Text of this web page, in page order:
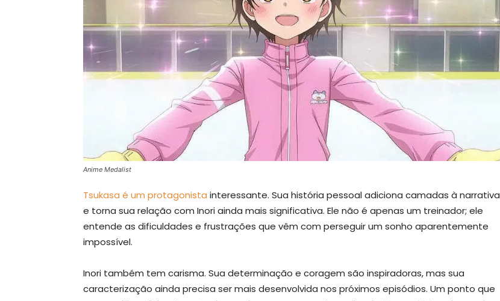
Anime Medalist
Tsukasa é um protagonista interessante. Sua história pessoal adiciona camadas à narrativa
e torna sua relação com Inori ainda mais significativa. Ele não é apenas um treinador; ele
entende as dificuldades e frustrações que vêm com perseguir um sonho aparentemente
impossível.
Inori também tem carisma. Sua determinação e coragem são inspiradoras, mas sua
caracterização ainda precisa ser mais desenvolvida nos próximos episódios. Um ponto que